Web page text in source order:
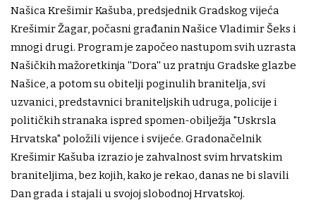
Našica Krešimir Kašuba, predsjednik Gradskog vijeća
Krešimir Žagar, počasni građanin Našice Vladimir Šeks i
mnogi drugi. Program je započeo nastupom svih uzrasta
Našičkih mažoretkinja ''Dora'' uz pratnju Gradske glazbe
Našice, a potom su obitelji poginulih branitelja, svi
uzvanici, predstavnici braniteljskih udruga, policije i
političkih stranaka ispred spomen-obilježja "Uskrsla
Hrvatska" položili vijence i svijeće. Gradonačelnik
Krešimir Kašuba izrazio je zahvalnost svim hrvatskim
braniteljima, bez kojih, kako je rekao, danas ne bi slavili
Dan grada i stajali u svojoj slobodnoj Hrvatskoj.